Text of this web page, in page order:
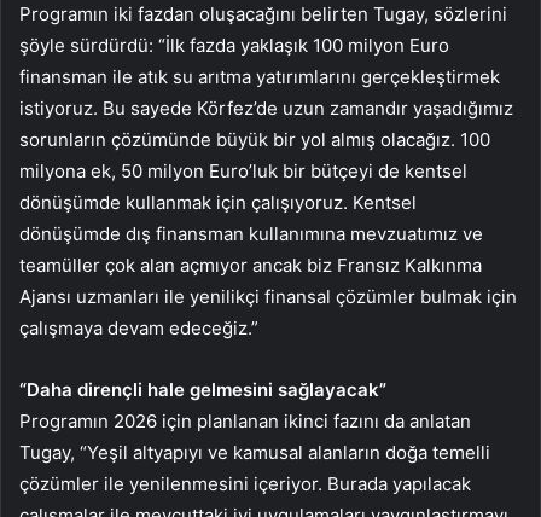
Programın iki fazdan oluşacağını belirten Tugay, sözlerini
şöyle sürdürdü: “İlk fazda yaklaşık 100 milyon Euro
finansman ile atık su arıtma yatırımlarını gerçekleştirmek
istiyoruz. Bu sayede Körfez’de uzun zamandır yaşadığımız
sorunların çözümünde büyük bir yol almış olacağız. 100
milyona ek, 50 milyon Euro’luk bir bütçeyi de kentsel
dönüşümde kullanmak için çalışıyoruz. Kentsel
dönüşümde dış finansman kullanımına mevzuatımız ve
teamüller çok alan açmıyor ancak biz Fransız Kalkınma
Ajansı uzmanları ile yenilikçi finansal çözümler bulmak için
çalışmaya devam edeceğiz.”
“Daha dirençli hale gelmesini sağlayacak”
Programın 2026 için planlanan ikinci fazını da anlatan
Tugay, “Yeşil altyapıyı ve kamusal alanların doğa temelli
çözümler ile yenilenmesini içeriyor. Burada yapılacak